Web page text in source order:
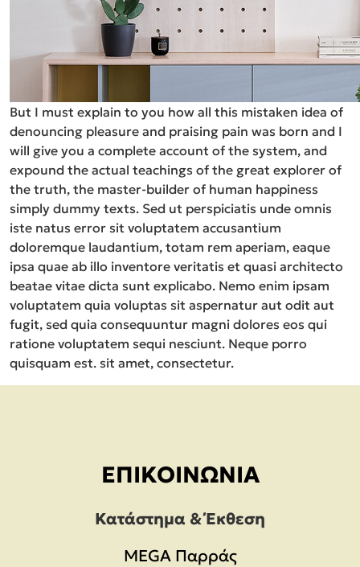
But I must explain to you how all this mistaken idea of
denouncing pleasure and praising pain was born and I
will give you a complete account of the system, and
expound the actual teachings of the great explorer of
the truth, the master-builder of human happiness
simply dummy texts. Sed ut perspiciatis unde omnis
iste natus error sit voluptatem accusantium
doloremque laudantium, totam rem aperiam, eaque
ipsa quae ab illo inventore veritatis et quasi architecto
beatae vitae dicta sunt explicabo. Nemo enim ipsam
voluptatem quia voluptas sit aspernatur aut odit aut
fugit, sed quia consequuntur magni dolores eos qui
ratione voluptatem sequi nesciunt. Neque porro
quisquam est. sit amet, consectetur.
ΕΠΙΚΟΙΝΩΝΊΑ
Κατάστημα & Έκθεση
MEGA Παρράς